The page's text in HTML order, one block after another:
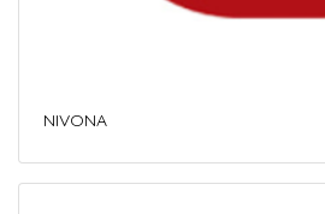
NIVONA